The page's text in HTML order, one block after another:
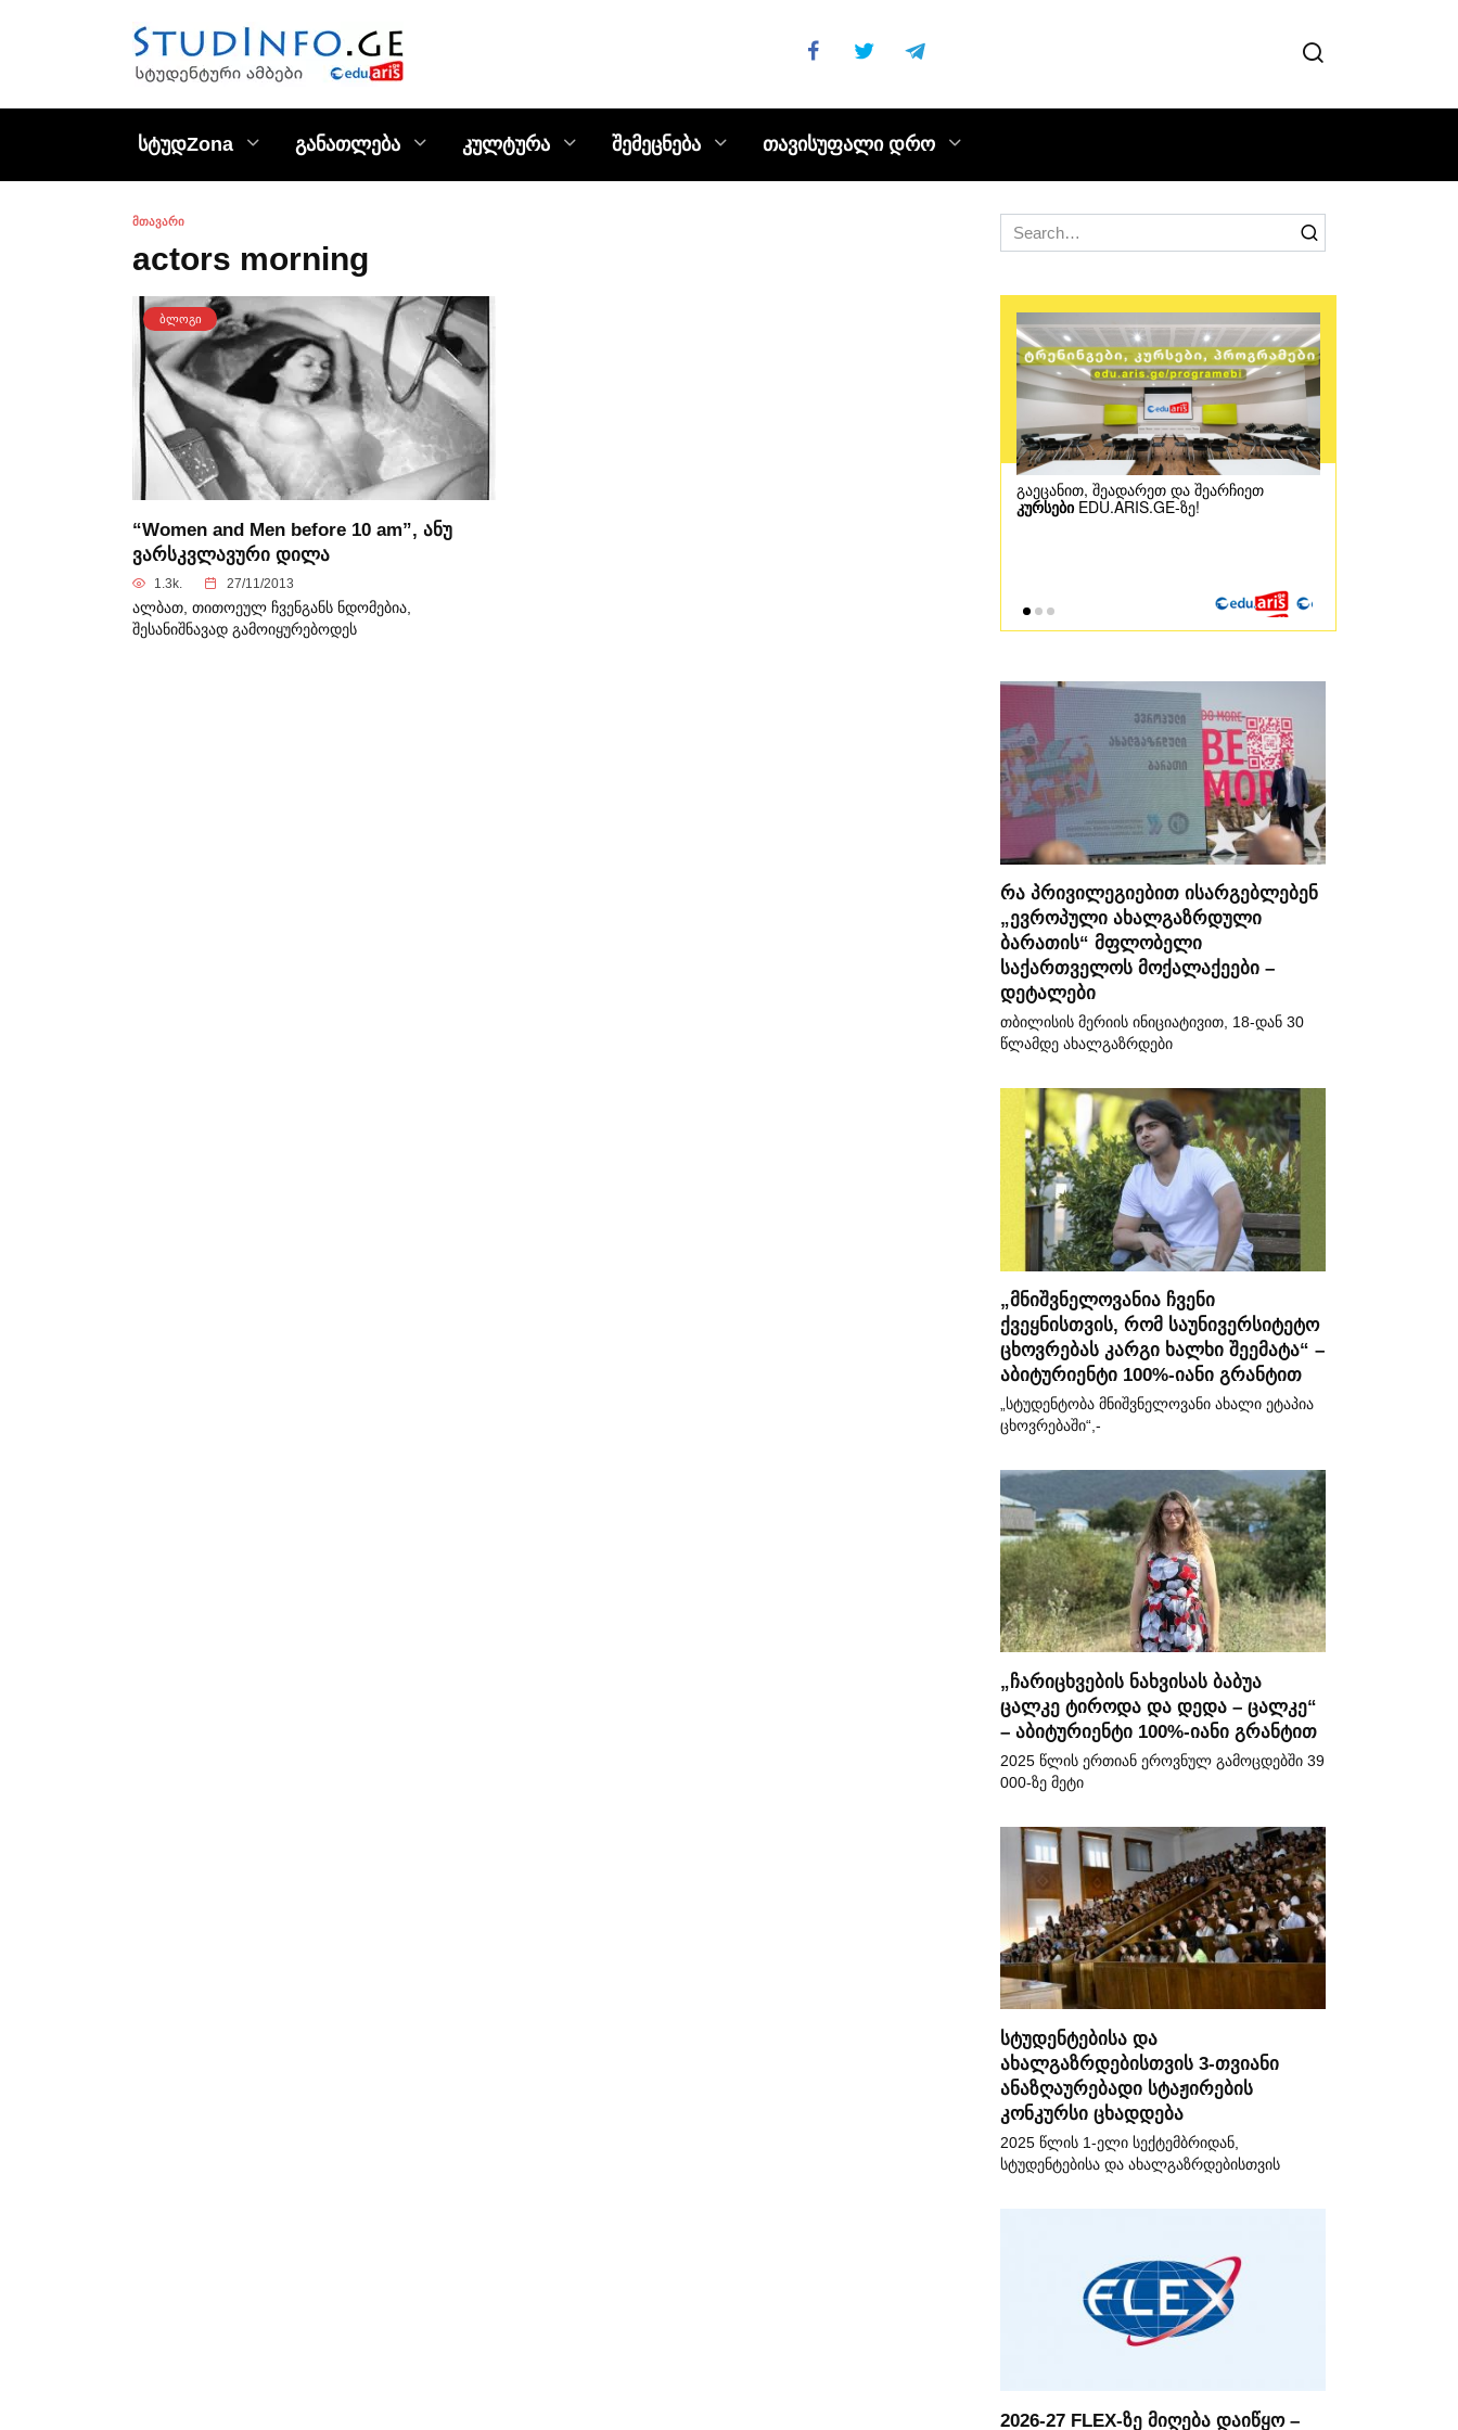
სტუდZona განათლება კულტურა შემეცნება თავისუფალი დრო
ᲛᲗᲐᲕᲐᲠᲘ
actors morning
ᲑᲚᲝᲒᲘ
“Women and Men before 10 am”, ანუ
ვარსკვლავური დილა
1.3k. 27/11/2013
ალბათ, თითოეულ ჩვენგანს ნდომებია,
შესანიშნავად გამოიყურებოდეს
Search
for:
რა პრივილეგიებით ისარგებლებენ
„ევროპული ახალგაზრდული
ბარათის“ მფლობელი
საქართველოს მოქალაქეები –
დეტალები
თბილისის მერიის ინიციატივით, 18-დან 30
წლამდე ახალგაზრდები
„მნიშვნელოვანია ჩვენი
ქვეყნისთვის, რომ საუნივერსიტეტო
ცხოვრებას კარგი ხალხი შეემატა“ –
აბიტურიენტი 100%-იანი გრანტით
„სტუდენტობა მნიშვნელოვანი ახალი ეტაპია
ცხოვრებაში“,-
„ჩარიცხვების ნახვისას ბაბუა
ცალკე ტიროდა და დედა – ცალკე“
– აბიტურიენტი 100%-იანი გრანტით
2025 წლის ერთიან ეროვნულ გამოცდებში 39
000-ზე მეტი
სტუდენტებისა და
ახალგაზრდებისთვის 3-თვიანი
ანაზღაურებადი სტაჟირების
კონკურსი ცხადდება
2025 წლის 1-ელი სექტემბრიდან,
სტუდენტებისა და ახალგაზრდებისთვის
2026-27 FLEX-ზე მიღება დაიწყო –